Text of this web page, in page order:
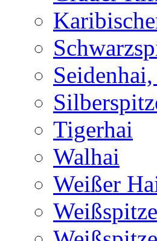
Tigerhai
Walhai
Weißer